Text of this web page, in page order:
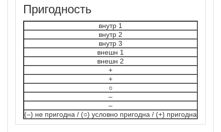
Пригодность
внутр 1
внутр 2
внутр 3
внешн 1
внешн 2
+
+
○
–
–
(–) не пригодна / (○) условно пригодна / (+) пригодна